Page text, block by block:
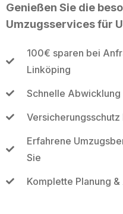
Genießen Sie die
Umzugsservices für
100€ sparen bei
Linköping
Schnelle Abwicklung
Erfahrene
Sie
Komplette Planung